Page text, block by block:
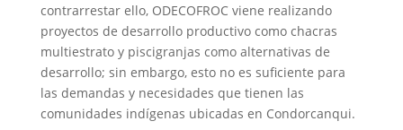
contrarrestar ello, ODECOFROC viene realizando
proyectos de desarrollo productivo como chacras
multiestrato y piscigranjas como alternativas de
desarrollo; sin embargo, esto no es suficiente para
las demandas y necesidades que tienen las
comunidades indígenas ubicadas en Condorcanqui.